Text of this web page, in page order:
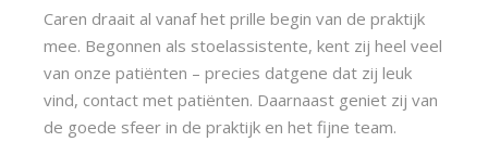
Caren draait al vanaf het prille begin van de praktijk
mee. Begonnen als stoelassistente, kent zij heel veel
van onze patiënten – precies datgene dat zij leuk
vind, contact met patiënten. Daarnaast geniet zij van
de goede sfeer in de praktijk en het fijne team.